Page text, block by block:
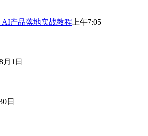
产品落地实战教程 上午7:05
月1日
日